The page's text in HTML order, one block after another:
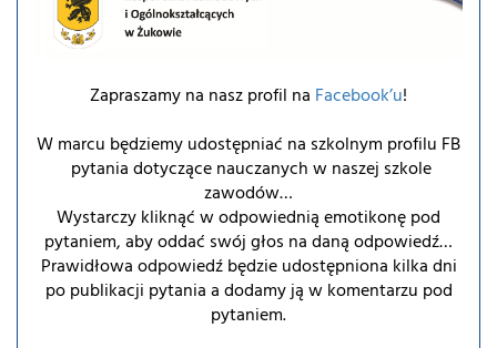
Zapraszamy na nasz profil na Facebook’u!
W marcu będziemy udostępniać na szkolnym profilu FB
pytania dotyczące nauczanych w naszej szkole
zawodów…
Wystarczy kliknąć w odpowiednią emotikonę pod
pytaniem, aby oddać swój głos na daną odpowiedź…
Prawidłowa odpowiedź będzie udostępniona kilka dni
po publikacji pytania a dodamy ją w komentarzu pod
pytaniem.